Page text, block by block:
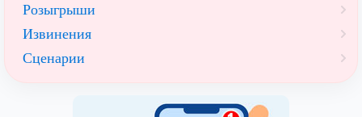
Розыгрыши
Извинения
Сценарии